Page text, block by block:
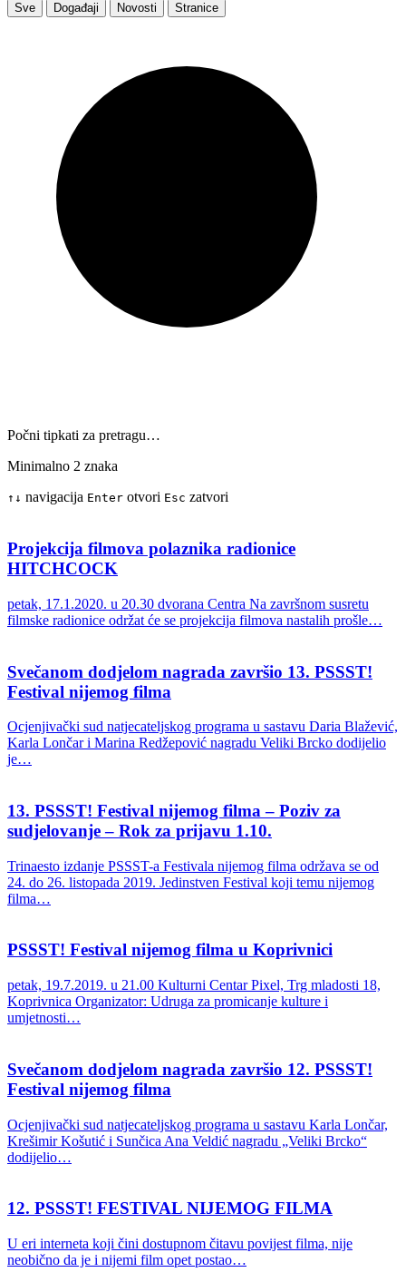
Sve Događaji Novosti Stranice
Počni tipkati za pretragu…
Minimalno 2 znaka
↑ ↓ navigacija Enter otvori Esc zatvori
Projekcija filmova polaznika radionice
HITCHCOCK
petak, 17.1.2020. u 20.30 dvorana Centra Na završnom susretu
filmske radionice održat će se projekcija filmova nastalih prošle…
Svečanom dodjelom nagrada završio 13. PSSST!
Festival nijemog filma
Ocjenjivački sud natjecateljskog programa u sastavu Daria Blažević,
Karla Lončar i Marina Redžepović nagradu Veliki Brcko dodijelio
je…
13. PSSST! Festival nijemog filma – Poziv za
sudjelovanje – Rok za prijavu 1.10.
Trinaesto izdanje PSSST-a Festivala nijemog filma održava se od
24. do 26. listopada 2019. Jedinstven Festival koji temu nijemog
filma…
PSSST! Festival nijemog filma u Koprivnici
petak, 19.7.2019. u 21.00 Kulturni Centar Pixel, Trg mladosti 18,
Koprivnica Organizator: Udruga za promicanje kulture i
umjetnosti…
Svečanom dodjelom nagrada završio 12. PSSST!
Festival nijemog filma
Ocjenjivački sud natjecateljskog programa u sastavu Karla Lončar,
Krešimir Košutić i Sunčica Ana Veldić nagradu „Veliki Brcko“
dodijelio…
12. PSSST! FESTIVAL NIJEMOG FILMA
U eri interneta koji čini dostupnom čitavu povijest filma, nije
neobično da je i nijemi film opet postao…